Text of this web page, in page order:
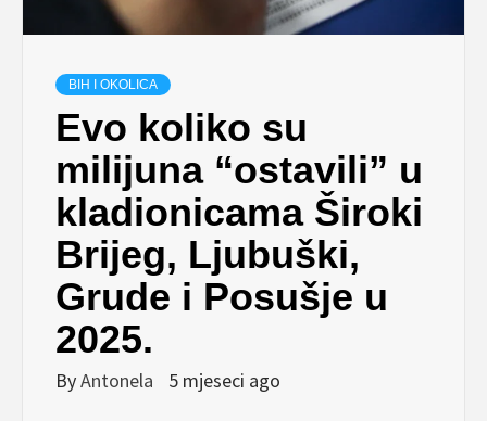
BIH I OKOLICA
Evo koliko su
milijuna “ostavili” u
kladionicama Široki
Brijeg, Ljubuški,
Grude i Posušje u
2025.
ByAntonela 5 mjeseci ago